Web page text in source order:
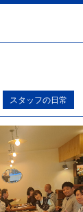
スタッフの日常